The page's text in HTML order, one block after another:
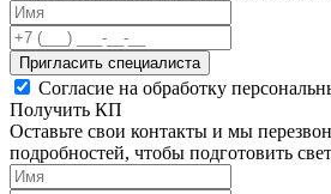
Пригласить специалиста
Согласие на обработку
Получить КП
Оставьте свои контакты и мы
подробностей, чтобы подготовить